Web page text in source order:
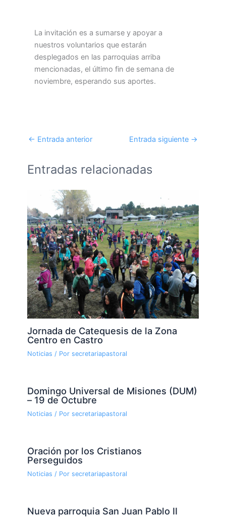
La invitación es a sumarse y apoyar a
nuestros voluntarios que estarán
desplegados en las parroquias arriba
mencionadas, el último fin de semana de
noviembre, esperando sus aportes.
← Entrada anterior Entrada siguiente →
Entradas relacionadas
Jornada de Catequesis de la Zona
Centro en Castro
Noticias / Por secretariapastoral
Domingo Universal de Misiones (DUM)
– 19 de Octubre
Noticias / Por secretariapastoral
Oración por los Cristianos
Perseguidos
Noticias / Por secretariapastoral
Nueva parroquia San Juan Pablo II